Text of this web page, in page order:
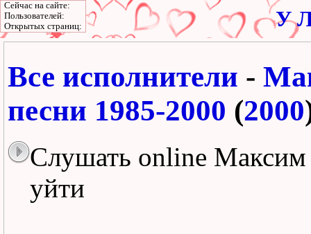
У
Все исполнители -
песни 1985-2000 (2000
Слушать online
уйти
Сейчас на сайте:
Пользователей:
Открытых страниц: